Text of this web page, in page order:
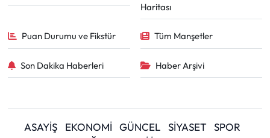
Haritası
Puan Durumu ve Fikstür Tüm Manşetler
Son Dakika Haberleri Haber Arşivi
ASAYİŞ EKONOMİ GÜNCEL SİYASET
SPOR